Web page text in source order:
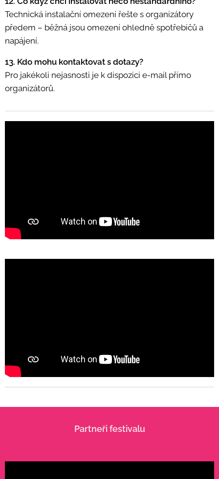
Technická instalační omezení řešte s organizátory
předem – běžná jsou omezení ohledně spotřebičů a
napájení.
13. Kdo mohu kontaktovat s dotazy?
Pro jakékoli nejasnosti je k dispozici e-mail přímo
organizátorů.
Partneři festivalu